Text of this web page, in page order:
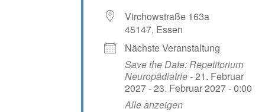
Virchowstraße 163a
45147, Essen
Nächste Veranstaltung
Save the Date: Repetitorium
Neuropädiatrie- 21. Februar
2027 - 23. Februar 2027 - 0:00
Alle anzeigen